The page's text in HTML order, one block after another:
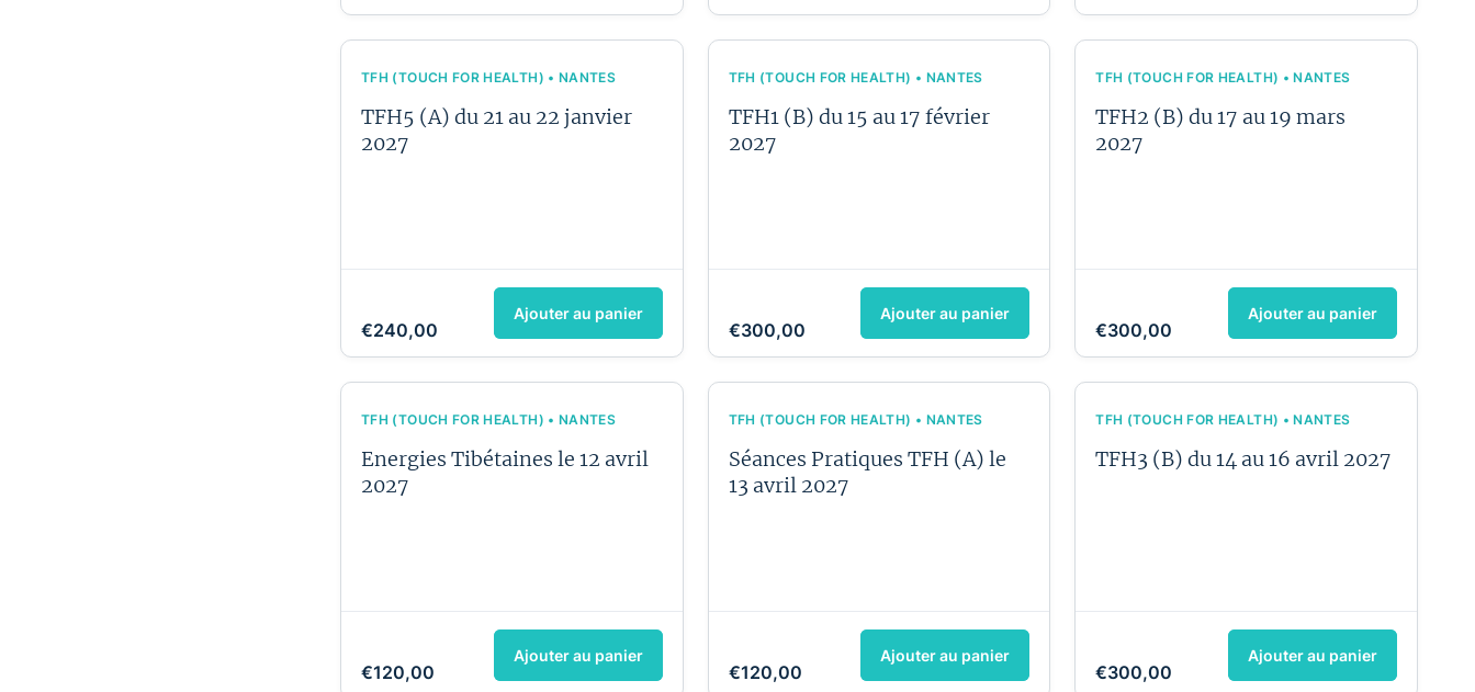
TFH (TOUCH FOR HEALTH) • NANTES
TFH5 (A) du 21 au 22 janvier
2027
€240,00
Ajouter au panier
TFH (TOUCH FOR HEALTH) • NANTES
TFH1 (B) du 15 au 17 février
2027
€300,00
Ajouter au panier
TFH (TOUCH FOR HEALTH) • NANTES
TFH2 (B) du 17 au 19 mars
2027
€300,00
Ajouter au panier
TFH (TOUCH FOR HEALTH) • NANTES
Energies Tibétaines le 12 avril
2027
€120,00
Ajouter au panier
TFH (TOUCH FOR HEALTH) • NANTES
Séances Pratiques TFH (A) le
13 avril 2027
€120,00
Ajouter au panier
TFH (TOUCH FOR HEALTH) • NANTES
TFH3 (B) du 14 au 16 avril 2027
€300,00
Ajouter au panier